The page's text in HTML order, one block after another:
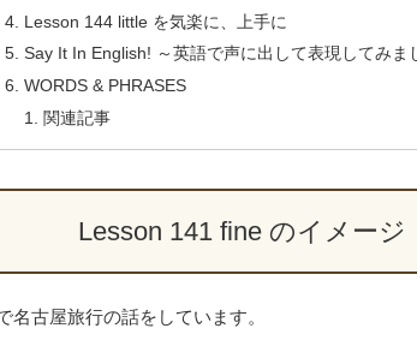
Lesson 144 little を気楽に、上手に
Say It In English! ～英語で声に出して表現してみま
WORDS & PHRASES
関連記事
Lesson 141 fine のイメージ
古屋旅行の話をしています。